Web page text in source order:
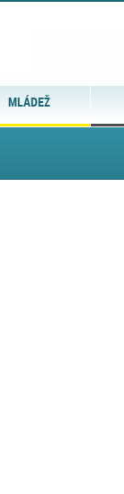
MLÁDEŽ